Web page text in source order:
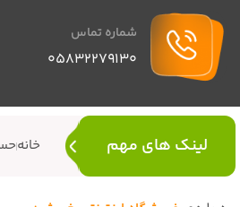
شماره تماس
05832279130
لینک های مهم خانه